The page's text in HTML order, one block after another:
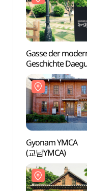
Gasse der
Geschichte
근대골목(근대로
Gyonam YMCA
(교남YMCA)